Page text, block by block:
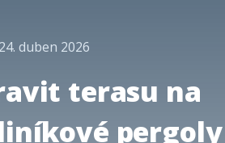
24. duben 2026
terasu na
pergoly